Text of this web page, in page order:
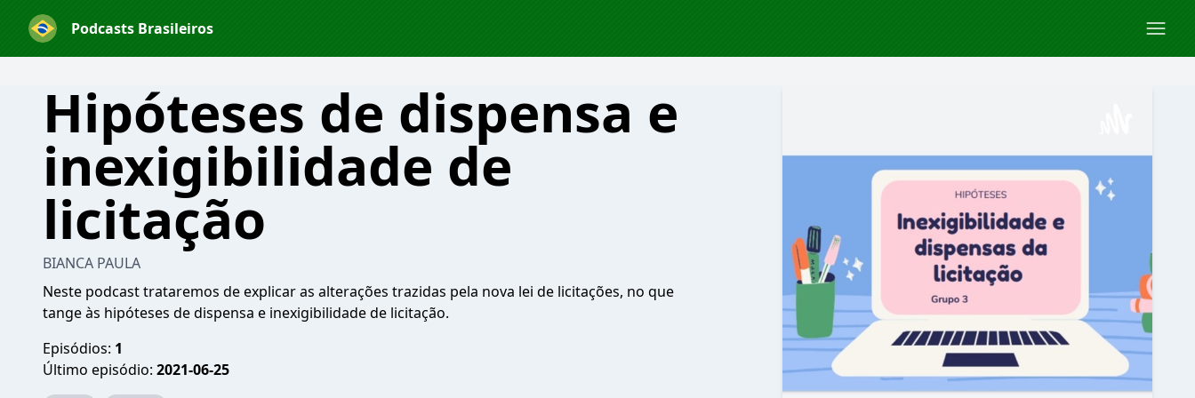
Podcasts Brasileiros
Hipóteses de dispensa e
inexigibilidade de
licitação
BIANCA PAULA
Neste podcast trataremos de explicar as alterações trazidas pela nova lei de licitações, no que
tange às hipóteses de dispensa e inexigibilidade de licitação.
Episódios: 1
Último episódio: 2021-06-25